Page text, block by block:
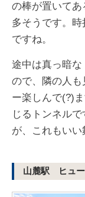
の棒が置いて
多そうです。
ですね。
途中は真っ暗
ので、隣の人
ー楽しんで(?)
じるトンネル
が、これもいい
山麓駅 ヒュー